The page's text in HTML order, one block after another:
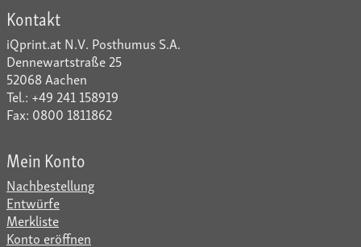
Kontakt
iQprint.at N.V. Posthumus S.A.
Dennewartstraße 25
52068 Aachen
Tel.: +49 241 158919
Fax: 0800 1811862
Mein Konto
Nachbestellung
Entwürfe
Merkliste
Konto eröffnen